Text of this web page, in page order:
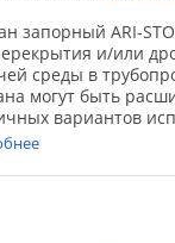
запорный ARI-
и/или
среды в
могут быть
вариантов
Применение: